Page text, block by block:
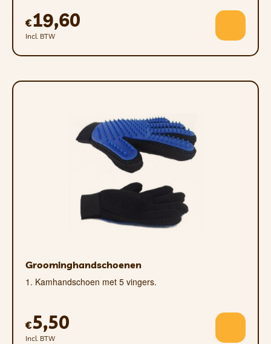
€19,60
Incl. BTW
Groominghandschoenen
1. Kamhandschoen met 5 vingers.
€5,50
Incl. BTW